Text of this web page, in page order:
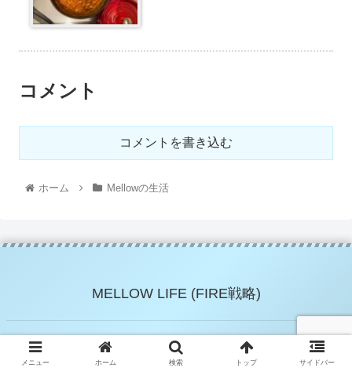
コメント
コメントを書き込む
ホーム Mellowの生活
MELLOW LIFE (FIRE戦略)
© 2021 MELLOW LIFE (FIRE戦略).
メニュー ホーム 検索 トップ サイドバー